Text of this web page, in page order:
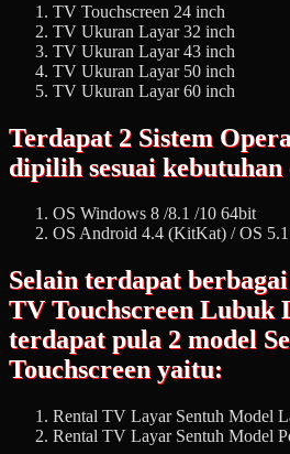
TV Touchscreen 24 inch
TV Ukuran Layar 32 inch
TV Ukuran Layar 43 inch
TV Ukuran Layar 50 inch
TV Ukuran Layar 60 inch
Terdapat 2 Sistem
dipilih sesuai kebutuhan
OS Windows 8 /8.1 /10 64bit
OS Android 4.4 (KitKat) / OS
Selain terdapat
TV Touchscreen Lubuk
terdapat pula 2 model
Touchscreen yaitu:
Rental TV Layar Sentuh Model
Rental TV Layar Sentuh Model